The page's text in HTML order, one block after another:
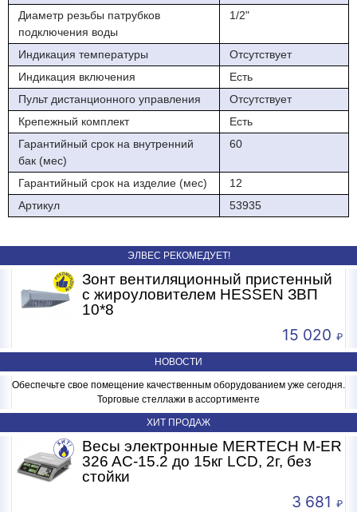
НОВОСТИ
Обеспечьте свое помещение качественным оборудованием уже сегодня.
Торговые стеллажи в ассортименте
ЭЛВЕС РЕКОМЕДУЕТ!
Зонт вентиляционный пристенный
с жироуловителем HESSEN ЗВП
10*8
15 020
ХИТ ПРОДАЖ
Весы электронные MERTECH M-ER
326 AC-15.2 до 15кг LCD, 2г, без
стойки
3 681
Диаметр резьбы патрубков
подключения воды
1/2"
Индикация температуры
Отсутствует
Индикация включения
Есть
Пульт дистанционного управления
Отсутствует
Крепежный комплект
Есть
Гарантийный срок на внутренний
бак (мес)
60
Гарантийный срок на изделие (мес)
12
Артикул
53935